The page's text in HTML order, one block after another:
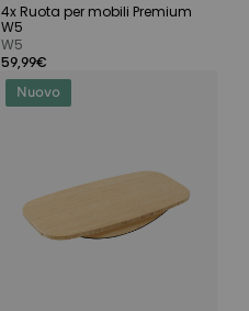
4x Ruota per mobili Premium
W5
W5
59,99€
Nuovo